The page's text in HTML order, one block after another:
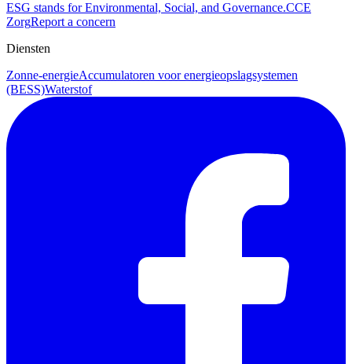
ESG stands for Environmental, Social, and Governance.CCE
ZorgReport a concern
Diensten
Zonne-energieAccumulatoren voor energieopslagsystemen
(BESS)Waterstof